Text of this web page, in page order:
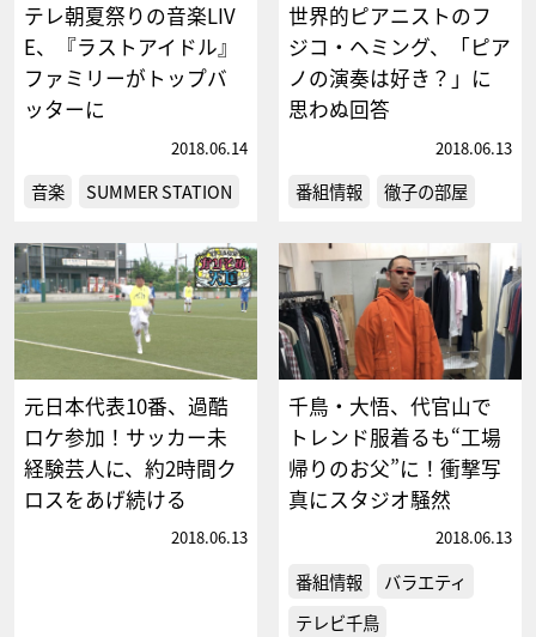
テレ朝夏祭りの音楽LIV
E、『ラストアイドル』
ファミリーがトップバ
ッターに
2018.06.14
音楽 SUMMER STATION
世界的ピアニストのフ
ジコ・ヘミング、「ピア
ノの演奏は好き？」に
思わぬ回答
2018.06.13
番組情報 徹子の部屋
元日本代表10番、過酷
ロケ参加！サッカー未
経験芸人に、約2時間ク
ロスをあげ続ける
2018.06.13
千鳥・大悟、代官山で
トレンド服着るも“工場
帰りのお父”に！衝撃写
真にスタジオ騒然
2018.06.13
番組情報
バラエティ
テレビ千鳥